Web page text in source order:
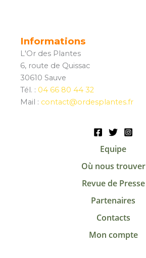
Informations
L'Or des Plantes
6, route de Quissac
30610 Sauve
Tél. : 04 66 80 44 32
Mail : contact@ordesplantes.fr
Equipe
Où nous trouver
Revue de Presse
Partenaires
Contacts
Mon compte